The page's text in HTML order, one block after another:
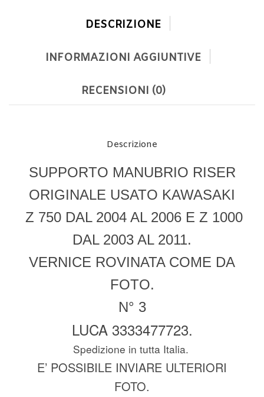
DESCRIZIONE
INFORMAZIONI AGGIUNTIVE
RECENSIONI (0)
Descrizione
SUPPORTO MANUBRIO RISER
ORIGINALE USATO KAWASAKI
Z 750 DAL 2004 AL 2006 E Z 1000
DAL 2003 AL 2011.
VERNICE ROVINATA COME DA
FOTO.
N° 3
LUCA 3333477723.
Spedizione in tutta Italia.
E’ POSSIBILE INVIARE ULTERIORI
FOTO.